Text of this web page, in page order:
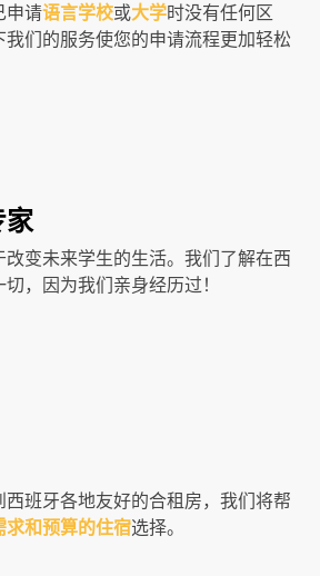
申请语言学校或大学时没有任何区
们的服务使您的申请流程更加轻松
家
变未来学生的生活。我们了解在西
，因为我们亲身经历过！
班牙各地友好的合租房，我们将帮
求和预算的住宿选择。